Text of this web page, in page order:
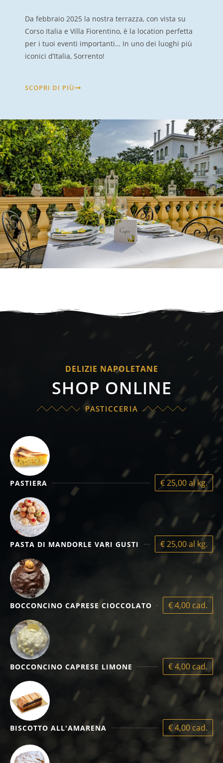
Da febbraio 2025 la nostra terrazza, con vista su
Corso Italia e Villa Fiorentino, è la location perfetta
per i tuoi eventi importanti… In uno dei luoghi più
iconici d’Italia, Sorrento!
SCOPRI DI PIÙ
DELIZIE NAPOLETANE
SHOP ONLINE
PASTICCERIA
PASTIERA € 25,00 al kg.
PASTA DI MANDORLE VARI GUSTI € 25,00 al kg.
BOCCONCINO CAPRESE CIOCCOLATO € 4,00 cad.
BOCCONCINO CAPRESE LIMONE € 4,00 cad.
BISCOTTO ALL'AMARENA € 4,00 cad.